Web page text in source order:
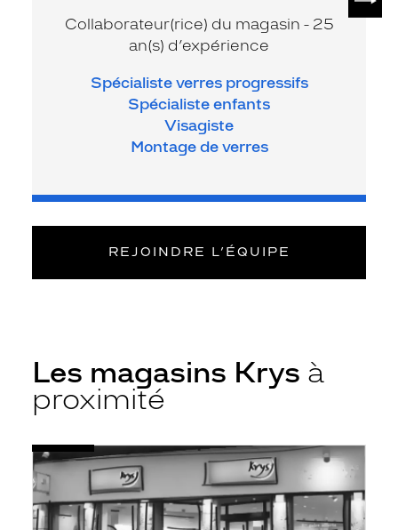
Collaborateur(rice) du magasin - 25
an(s) d’expérience
Spécialiste verres progressifs
Spécialiste enfants
Visagiste
Montage de verres
REJOINDRE L’ÉQUIPE
Les magasins Krys à
proximité
Opticien
La
Brède
-
Voir
la
fiche